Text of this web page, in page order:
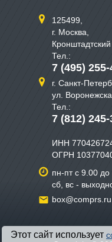
125499,
г. Москва,
Тел.:
7 (495)
г. Санкт-
ул.
Тел.:
7 (812)
ИНН
ОГРН
пн-пт с 9.00
сб, вс -
box@comprs.ru
Этот сайт использует